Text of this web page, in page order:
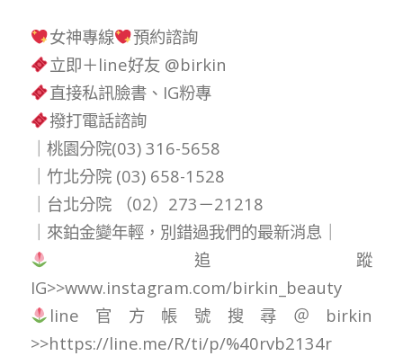
女神專線
預約諮詢
立即＋line好友 @birkin
直接私訊臉書、IG粉專
撥打電話諮詢
｜桃園分院(03) 316-5658
｜竹北分院 (03) 658-1528
｜台北分院 （02）273－21218
｜來鉑金變年輕，別錯過我們的最新消息｜
追蹤
IG>>www.instagram.com/birkin_beauty
line官方帳號搜尋＠birkin
>>https://line.me/R/ti/p/%40rvb2134r